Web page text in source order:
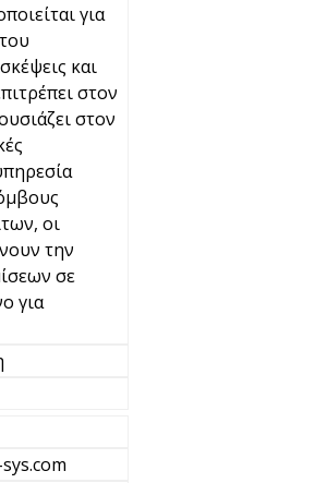
για
και
στον
στον
οι
την
σε
για